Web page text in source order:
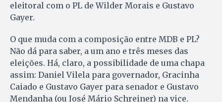
eleitoral com o PL de Wilder Morais e Gustavo
Gayer.
O que muda com a composição entre MDB e PL?
Não dá para saber, a um ano e três meses das
eleições. Há, claro, a possibilidade de uma chapa
assim: Daniel Vilela para governador, Gracinha
Caiado e Gustavo Gayer para senador e Gustavo
Mendanha (ou José Mário Schreiner) na vice.